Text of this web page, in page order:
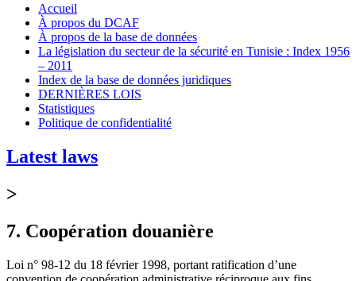
Accueil
À propos du DCAF
À propos de la base de données
La législation du secteur de la sécurité en Tunisie : Index 1956
– 2011
Index de la base de données juridiques
DERNIÈRES LOIS
Statistiques
Politique de confidentialité
Latest laws
>
7. Coopération douanière
Loi n° 98-12 du 18 février 1998, portant ratification d’une